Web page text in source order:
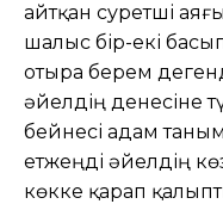
айтқан суретші
шалыс бір-екі
отыра берем
әйелдің денесіне
бейнесі адам
етжеңді әйелдің
көкке қарап